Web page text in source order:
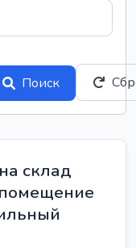
Поиск
склад